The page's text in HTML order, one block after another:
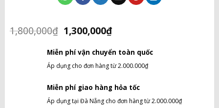
1,800,000₫ Giá
gốc
là:
1,800,000₫.
1,300,000₫Giá
hiện
tại
là:
1,300,000₫.
Miễn phí vận chuyển toàn quốc
Áp dụng cho đơn hàng từ 2.000.000₫
Miễn phí giao hàng hỏa tốc
Áp dụng tại Đà Nẵng cho đơn hàng từ 2.000.000₫